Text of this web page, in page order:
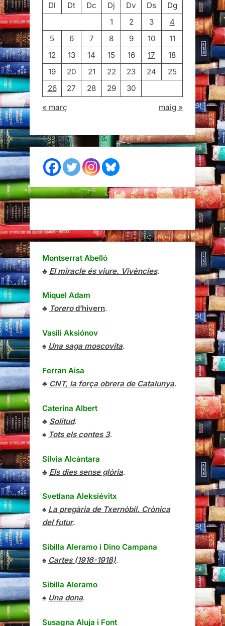
Dl
Dt Dc Dj Dv Ds
Dg
1
2 3
4
5
6 7 8 9 10
11
12
13 14 15 16 17
18
19
20 21 22 23 24
25
26
27 28 29
30
« març
maig »
Montserrat Abelló
♣ El miracle és viure. Vivències.
Miquel Adam
♣ Torerod’hivern.
Vasili Aksiónov
♠ Una saga moscovita.
Ferran Aisa
♣ CNT, la força obrera de Catalunya.
Caterina Albert
♣ Solitud.
♠ Tots els contes 3.
Sílvia Alcàntara
♣ Els dies sense glòria.
Svetlana Aleksiévitx
♠ La pregària de Txernòbil. Crònica
del futur.
Sibilla Aleramo i Dino Campana
♠ Cartes (1916-1918).
Sibilla Aleramo
♠ Una dona.
Susagna Aluja i Font